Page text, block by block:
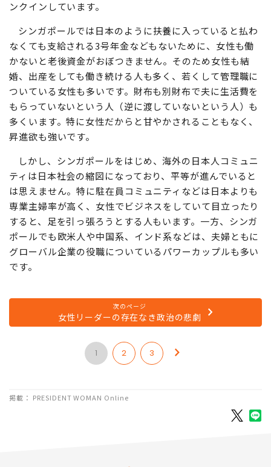
ンクインしています。
シンガポールでは日本のように扶養に入っていると払わ
なくても支給される3号年金などもないために、女性も働
かないと老後資金がおぼつきません。そのため女性も結
婚、出産をしても働き続ける人も多く、若くして管理職に
ついている女性も多いです。財布も別財布で夫に生活費を
もらっていないという人（逆に渡していないという人）も
多くいます。特に女性だからと甘やかされることもなく、
昇進欲も強いです。
しかし、シンガポールをはじめ、海外の日本人コミュニ
ティは日本社会の縮図になっており、平等が進んでいると
は思えません。特に駐在員コミュニティなどは日本よりも
専業主婦率が高く、女性でビジネスをしていて目立ったり
すると、足を引っ張ろうとする人もいます。一方、シンガ
ポールでも欧米人や中国系、インド系などは、夫婦ともに
グローバル企業の役職についているパワーカップルも多い
です。
次のページ
女性リーダーの存在なき政治の悲劇
1 2 3
掲載： PRESIDENT WOMAN Online